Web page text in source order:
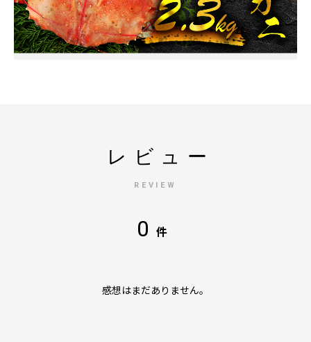
レビュー
REVIEW
0 件
感想はまだありません。